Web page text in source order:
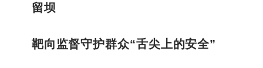
留坝
靶向监督守护群众“舌尖上的安全”